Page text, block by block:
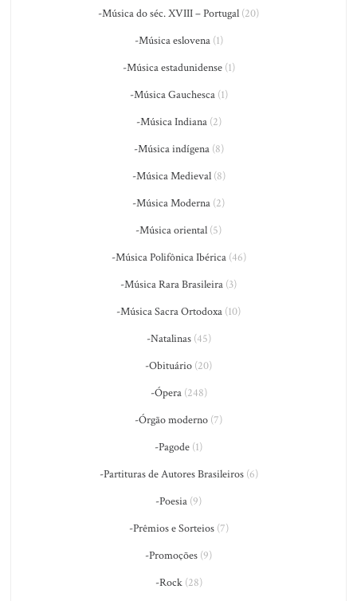
-Música do séc. XVIII – Portugal (20)
-Música eslovena(1)
-Música estadunidense(1)
-Música Gauchesca(1)
-Música Indiana(2)
-Música indígena(8)
-Música Medieval(8)
-Música Moderna (2)
-Música oriental (5)
-Música Polifônica Ibérica(46)
-Música Rara Brasileira (3)
-Música Sacra Ortodoxa (10)
-Natalinas(45)
-Obituário (20)
-Ópera(248)
-Órgão moderno (7)
-Pagode (1)
-Partituras de Autores Brasileiros(6)
-Poesia (9)
-Prêmios e Sorteios(7)
-Promoções (9)
-Rock(28)